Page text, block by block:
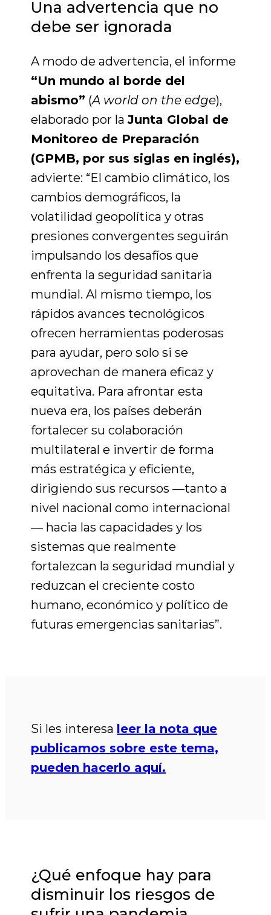
Una advertencia que no
debe ser ignorada
A modo de advertencia, el informe
“Un mundo al borde del
abismo” (A world on the edge),
elaborado por laJunta Global de
Monitoreo de Preparación
(GPMB, por sus siglas en inglés),
advierte: “El cambio climático, los
cambios demográficos, la
volatilidad geopolítica y otras
presiones convergentes seguirán
impulsando los desafíos que
enfrenta la seguridad sanitaria
mundial. Al mismo tiempo, los
rápidos avances tecnológicos
ofrecen herramientas poderosas
para ayudar, pero solo si se
aprovechan de manera eficaz y
equitativa. Para afrontar esta
nueva era, los países deberán
fortalecer su colaboración
multilateral e invertir de forma
más estratégica y eficiente,
dirigiendo sus recursos —tanto a
nivel nacional como internacional
— hacia las capacidades y los
sistemas que realmente
fortalezcan la seguridad mundial y
reduzcan el creciente costo
humano, económico y político de
futuras emergencias sanitarias”.
Si les interesa leer la nota que
publicamos sobre este tema,
pueden hacerlo aquí.
¿Qué enfoque hay para
disminuir los riesgos de